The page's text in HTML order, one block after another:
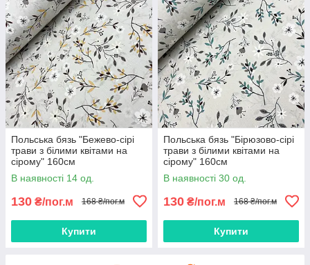
Польська бязь "Бежево-сірі
трави з білими квітами на
сірому" 160см
В наявності 14 од.
130 ₴/пог.м 168 ₴/пог.м
Купити
Польська бязь "Бірюзово-сірі
трави з білими квітами на
сірому" 160см
В наявності 30 од.
130 ₴/пог.м 168 ₴/пог.м
Купити